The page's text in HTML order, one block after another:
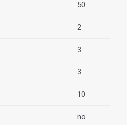
50
2
3
3
10
no